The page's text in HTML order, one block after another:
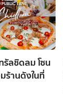
รัลชิดลม โซน
ร้านดังในที่